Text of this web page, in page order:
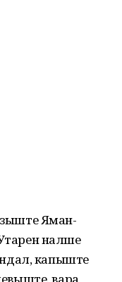
Яман-
налше
капыште